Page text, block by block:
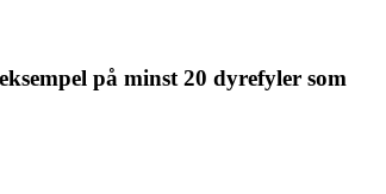
på minst 20 dyrefyler som